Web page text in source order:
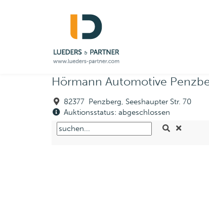
Hörmann Automotive
82377 Penzberg, Seeshaupter Str. 70
Auktionsstatus: abgeschlossen